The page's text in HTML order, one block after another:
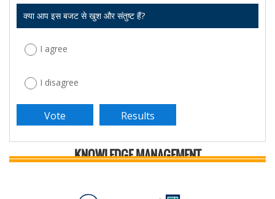
क्या आप इस बजट से खुश और संतुष्ट हैं?
I agree
I disagree
KNOWLEDGE MANAGEMENT